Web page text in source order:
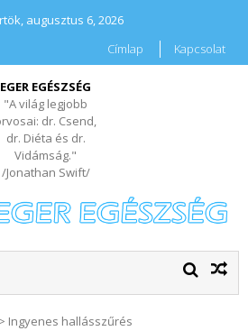
augusztus 6, 2026
Címlap
Kapcsolat
EGER EGÉSZSÉG
"A világ legjobb
dr. Csend,
dr. Diéta és dr.
Vidámság."
/Jonathan Swift/
> Ingyenes hallásszűrés